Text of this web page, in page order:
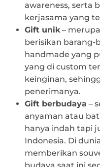
awareness, serta
kerjasama yang
Gift unik–
berisikan barang-
handmade yang
yang di custom
keinginan,
penerimanya.
Gift berbudaya –
anyaman atau
hanya indah tapi
Indonesia. Di
memberikan